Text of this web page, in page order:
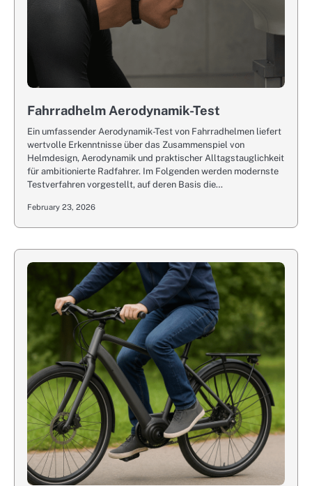
Fahrradhelm Aerodynamik-Test
Ein umfassender Aerodynamik-Test von Fahrradhelmen liefert
wertvolle Erkenntnisse über das Zusammenspiel von
Helmdesign, Aerodynamik und praktischer Alltagstauglichkeit
für ambitionierte Radfahrer. Im Folgenden werden modernste
Testverfahren vorgestellt, auf deren Basis die…
February 23, 2026